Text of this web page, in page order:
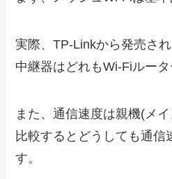
実際、TP-Linkから発売さ
中継器はどれもWi-Fiルータ
また、通信速度は親機(メ
比較するとどうしても通信
す。